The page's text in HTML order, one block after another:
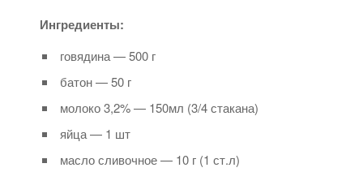
Ингредиенты:
говядина — 500 г
батон — 50 г
молоко 3,2% — 150мл (3/4 стакана)
яйца — 1 шт
масло сливочное — 10 г (1 ст.л)